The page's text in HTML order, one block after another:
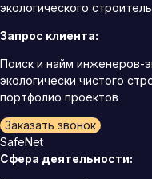
экологического
Запрос клиента:
Поиск и найм инженеров-
экологически чистого
портфолио проектов
Заказать звонок
SafeNet
Сфера деятельности: